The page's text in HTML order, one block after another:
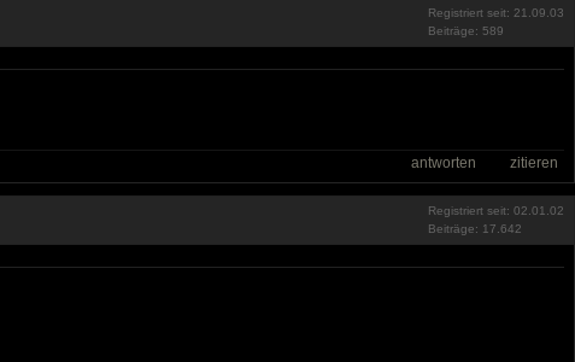
Registriert seit: 21.09.03
Beiträge: 589
antworten zitieren
Registriert seit: 02.01.02
Beiträge: 17.642